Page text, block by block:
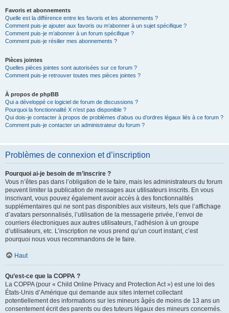
Favoris et abonnements
Quelle est la différence entre les favoris et les abonnements ?
Comment puis-je ajouter aux favoris ou m’abonner à un sujet spécifique ?
Comment puis-je m’abonner à un forum spécifique ?
Comment puis-je résilier mes abonnements ?
Pièces jointes
Quelles pièces jointes sont autorisées sur ce forum ?
Comment puis-je retrouver toutes mes pièces jointes ?
À propos de phpBB
Qui a développé ce logiciel de forum de discussions ?
Pourquoi la fonctionnalité X n’est pas disponible ?
Qui dois-je contacter à propos de problèmes d’abus ou d’ordres légaux liés à ce forum ?
Comment puis-je contacter un administrateur du forum ?
Problèmes de connexion et d’inscription
Pourquoi ai-je besoin de m’inscrire ?
Vous n’êtes pas dans l’obligation de le faire, mais les administrateurs du forum
peuvent limiter la publication de messages aux utilisateurs inscrits. En vous
inscrivant, vous pouvez également avoir accès à des fonctionnalités
supplémentaires qui ne sont pas disponibles aux visiteurs, tels que l’affichage
d’avatars personnalisés, l’utilisation de la messagerie privée, l’envoi de
courriers électroniques aux autres utilisateurs, l’adhésion à un groupe
d’utilisateurs, etc. L’inscription ne vous prend qu’un court instant, c’est
pourquoi nous vous recommandons de le faire.
Haut
Qu’est-ce que la COPPA ?
La COPPA (pour « Child Online Privacy and Protection Act ») est une loi des
États-Unis d’Amérique qui demande aux sites internet collectant
potentiellement des informations sur les mineurs âgés de moins de 13 ans un
consentement écrit des parents ou des tuteurs légaux des mineurs concernés.